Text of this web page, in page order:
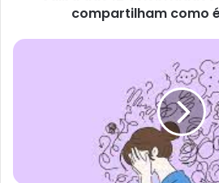
compartilham como
Nova